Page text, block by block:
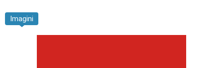
Imagini